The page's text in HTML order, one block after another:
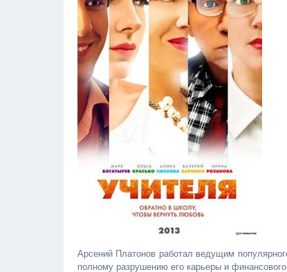
Арсений Платонов работал ведущим
полному разрушению его карьеры и